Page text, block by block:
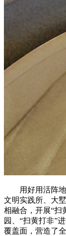
用好用活阵地
文明实践所、大
相融合，开展“扫
园、“扫黄打非”
覆盖面，营造了